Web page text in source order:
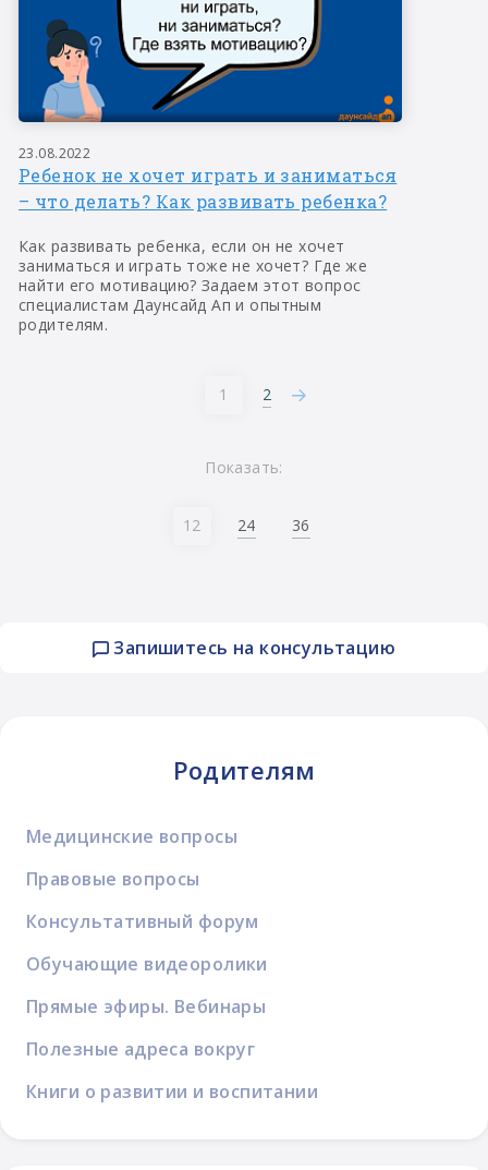
Запишитесь на консультацию
Родителям
Медицинские вопросы
Правовые вопросы
Консультативный форум
Обучающие видеоролики
Прямые эфиры. Вебинары
Полезные адреса вокруг
Книги о развитии и воспитании
23.08.2022
Ребенок не хочет играть и заниматься
– что делать? Как развивать ребенка?
Как развивать ребенка, если он не хочет
заниматься и играть тоже не хочет? Где же
найти его мотивацию? Задаем этот вопрос
специалистам Даунсайд Ап и опытным
родителям.
Показать:
12 24 36
1 2